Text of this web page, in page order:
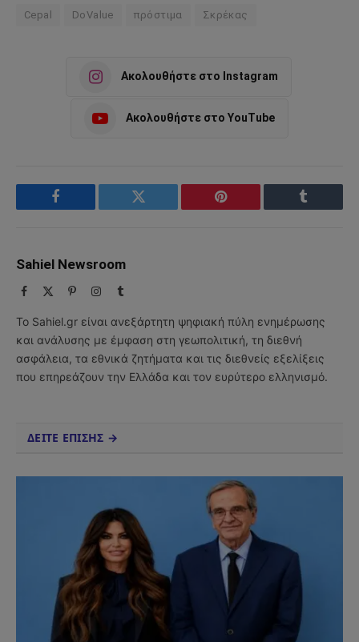
Cepal DoValue πρόστιμα Σκρέκας
Ακολουθήστε στο Instagram
Ακολουθήστε στο YouTube
Facebook Twitter Pinterest Tumblr
Sahiel Newsroom
Facebook PinterestInstagram
Tumblr
Το Sahiel.gr είναι ανεξάρτητη ψηφιακή πύλη ενημέρωσης
και ανάλυσης με έμφαση στη γεωπολιτική, τη διεθνή
ασφάλεια, τα εθνικά ζητήματα και τις διεθνείς εξελίξεις
που επηρεάζουν την Ελλάδα και τον ευρύτερο ελληνισμό.
ΔΕΙΤΕ ΕΠΙΣΗΣ →